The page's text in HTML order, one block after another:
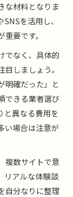
な材料となりま
を活用し、
要です。
でなく、具体的
しましょう。
明確だった」と
できる業者選び
と異なる費用を
い場合は注意が
複数サイトで意
リアルな体験談
自分なりに整理